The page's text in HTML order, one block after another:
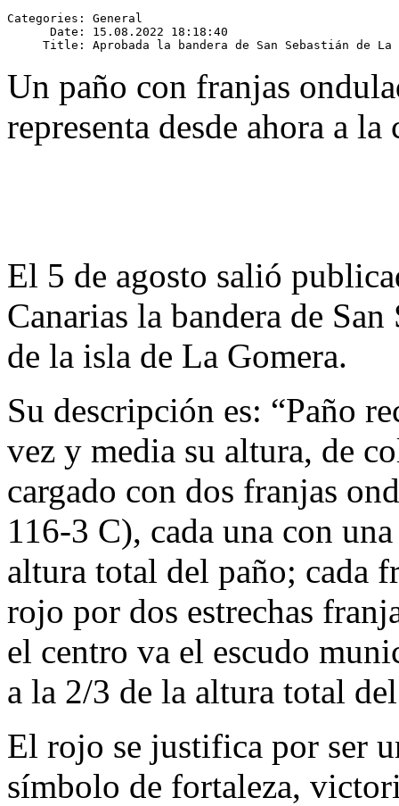
Categories: General
      Date: 15.08.2022 18:18:40
Un paño con franjas
representa desde ahora a
El 5 de agosto salió
Canarias la bandera de
de la isla de La Gomera.
Su descripción es: “Paño
vez y media su altura, de
cargado con dos franjas
116-3 C), cada una con
altura total del paño; cada
rojo por dos estrechas
el centro va el escudo
a la 2/3 de la altura total
El rojo se justifica por ser
símbolo de fortaleza,